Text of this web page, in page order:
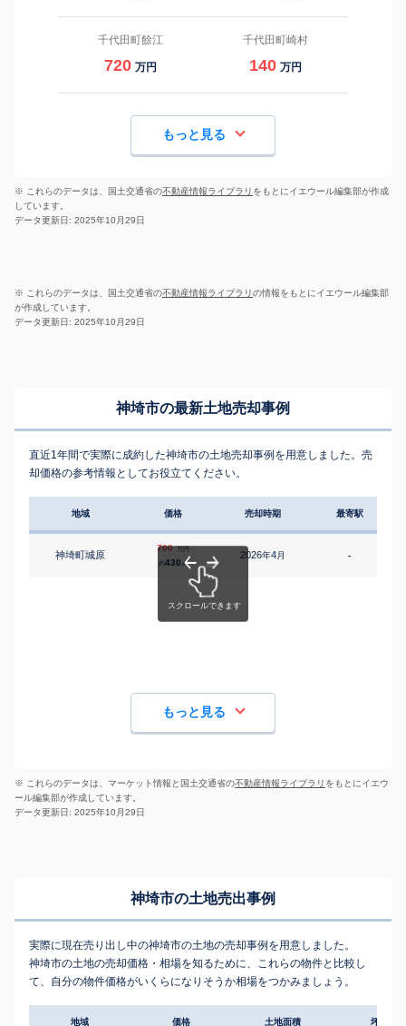
千代田町餘江
720 万円
千代田町崎村
140 万円
もっと見る
※ これらのデータは、国土交通省の不動産情報ライブラリ をもとにイエウール編集部が作成
しています。
データ更新日: 2025年10月29日
※ これらのデータは、国土交通省の不動産情報ライブラリの情報をもとにイエウール編集部
が作成しています。
データ更新日: 2025年10月29日
神埼市の最新土地売却事例
直近1年間で実際に成約した神埼市の土地売却事例を用意しました。売
却価格の参考情報としてお役立てください。
地域 価格 売却時期 最寄駅
神埼町城原
700 万円
約430 ㎡
2026年4月 -
もっと見る
※ これらのデータは、マーケット情報と国土交通省の不動産情報ライブラリ をもとにイエウ
ール編集部が作成しています。
データ更新日: 2025年10月29日
神埼市の土地売出事例
実際に現在売り出し中の神埼市の土地の売却事例を用意しました。
神埼市の土地の売却価格・相場を知るために、これらの物件と比較し
て、自分の物件価格がいくらになりそうか相場をつかみましょう。
地域 価格 土地面積 坪単価